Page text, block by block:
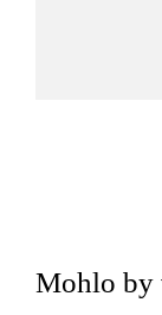
Mohlo by